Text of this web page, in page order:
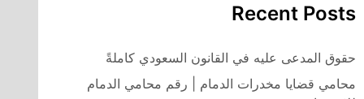
Recent Posts
حقوق المدعى عليه في القانون السعودي كاملةً
محامي قضايا مخدرات الدمام | رقم محامي الدمام